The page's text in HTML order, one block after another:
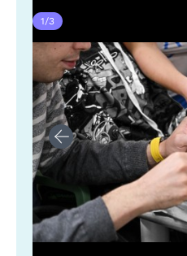
1/3